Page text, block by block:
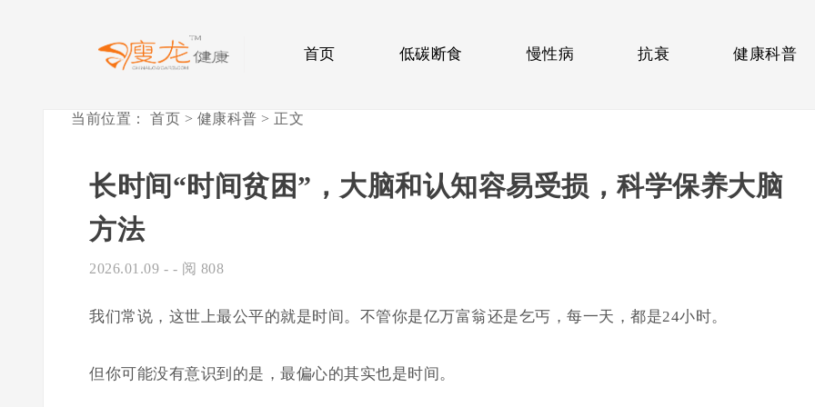
首页 低碳断食 慢性病 抗衰 健康科普
当前位置： 首页 > 健康科普 > 正文
长时间“时间贫困”，大脑和认知容易受损，科学保养大脑
方法
2026.01.09 - - 阅 808
我们常说，这世上最公平的就是时间。不管你是亿万富翁还是乞丐，每一天，都是24小时。
但你可能没有意识到的是，最偏心的其实也是时间。